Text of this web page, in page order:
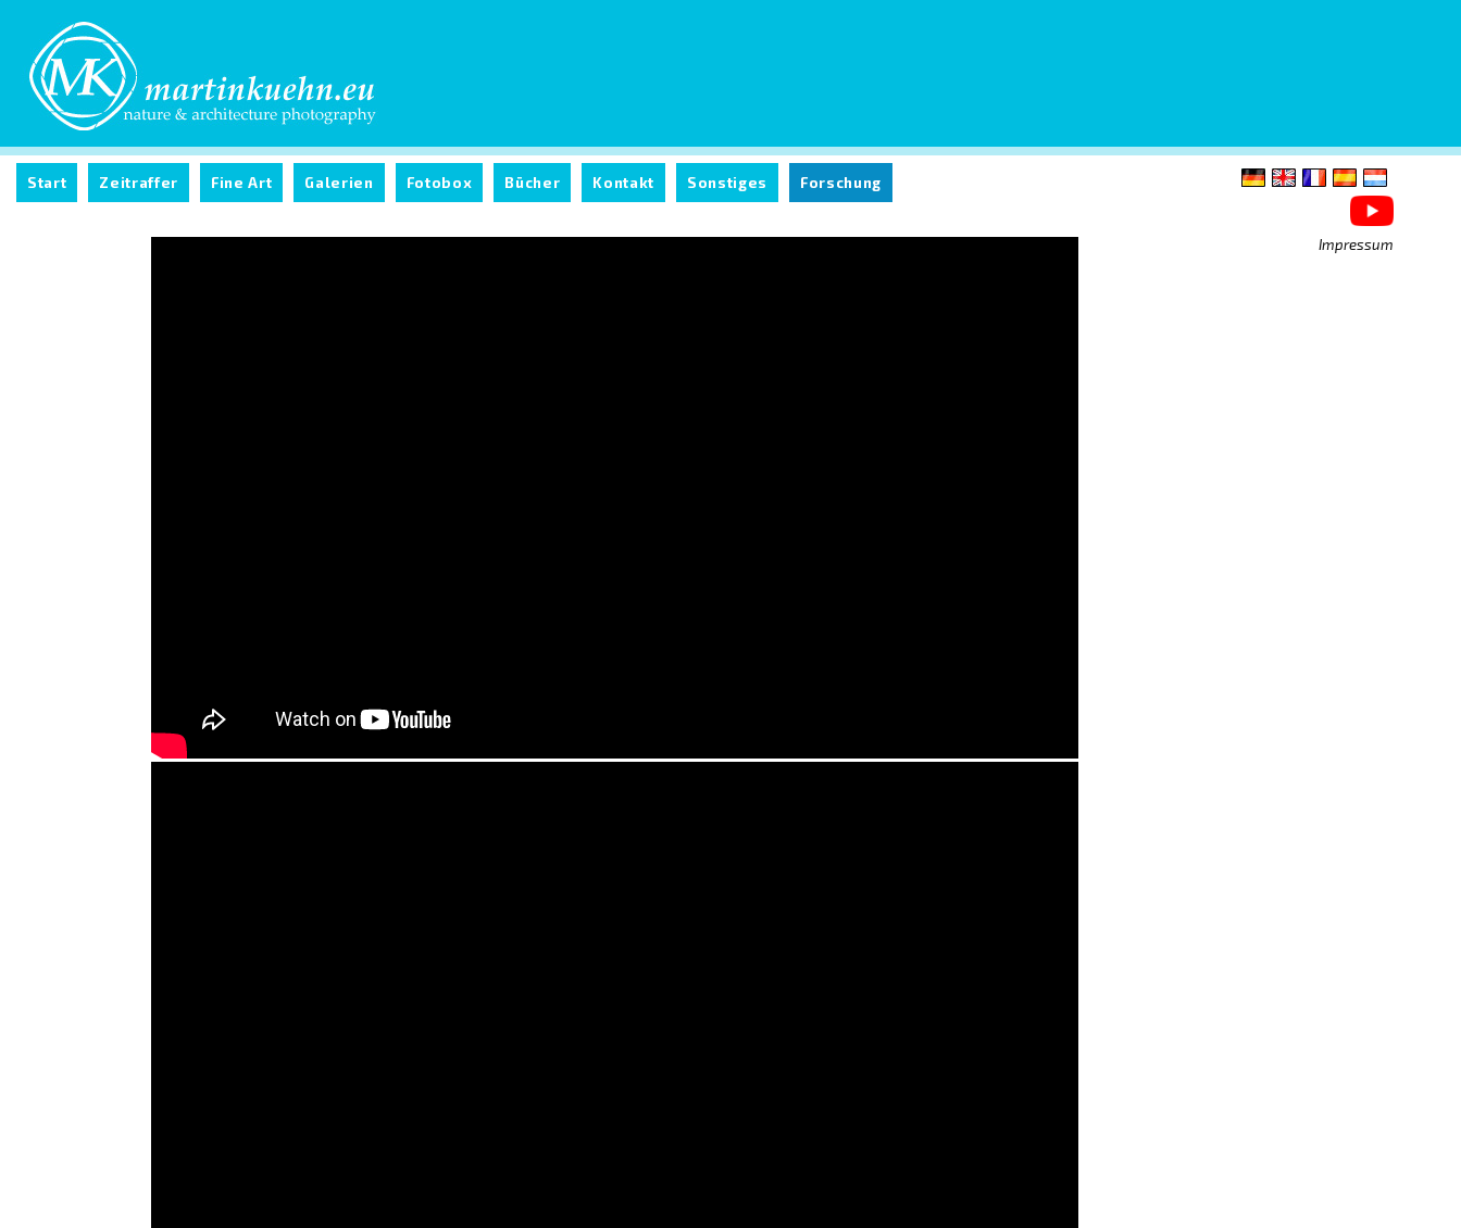
Start Zeitraffer Fine Art Galerien Fotobox Bücher Kontakt Sonstiges Forschung
Impressum